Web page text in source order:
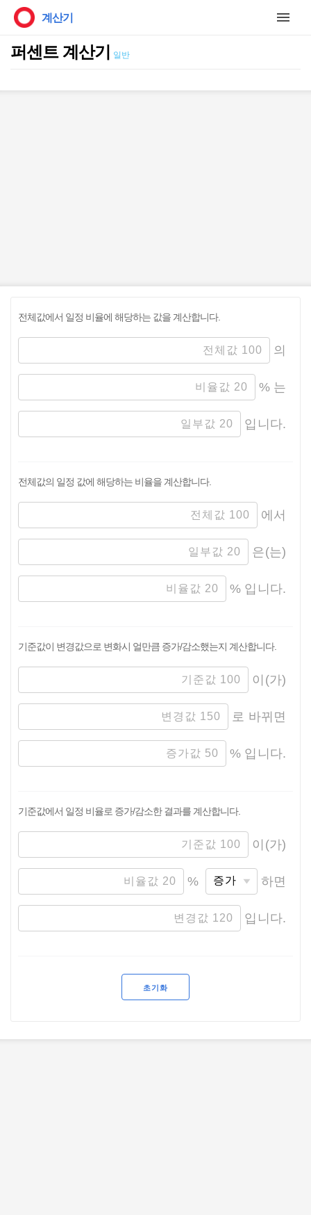
계산기
퍼센트 계산기 일반
계산기
퍼센트 계산기
전체값에서 일정 비율에 해당하는 값을 계산합니다.
의
% 는
입니다.
전체값의 일정 값에 해당하는 비율을 계산합니다.
에서
은(는)
% 입니다.
기준값이 변경값으로 변화시 얼만큼 증가/감소했는지 계산합니다.
이(가)
로 바뀌면
% 입니다.
기준값에서 일정 비율로 증가/감소한 결과를 계산합니다.
이(가)
% 하면
입니다.